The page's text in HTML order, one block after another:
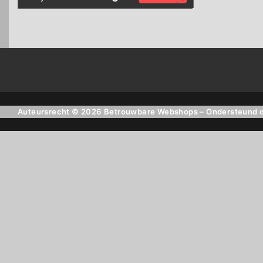
Auteursrecht © 2026 Betrouwbare Webshops – Ondersteund